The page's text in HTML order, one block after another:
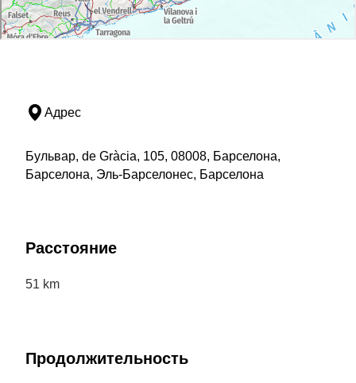
Адрес
Бульвар, de Gràcia, 105, 08008, Барселона,
Барселона, Эль-Барселонес, Барселона
Расстояние
51 km
Продолжительность